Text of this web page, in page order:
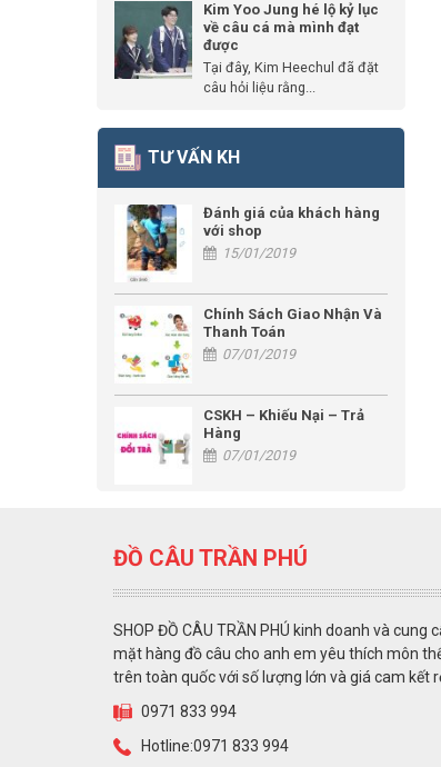
Kim Yoo Jung hé lộ kỷ lục
về câu cá mà mình đạt
được
Tại đây, Kim Heechul đã đặt
câu hỏi liệu rằng...
TƯ VẤN KH
Đánh giá của khách hàng
với shop
15/01/2019
Chính Sách Giao Nhận Và
Thanh Toán
07/01/2019
CSKH – Khiếu Nại – Trả
Hàng
07/01/2019
ĐỒ CÂU TRẦN PHÚ
SHOP ĐỒ CÂU TRẦN PHÚ kinh doanh và cung
mặt hàng đồ câu cho anh em yêu thích môn
trên toàn quốc với số lượng lớn và giá cam kết
0971 833 994
Hotline:0971 833 994